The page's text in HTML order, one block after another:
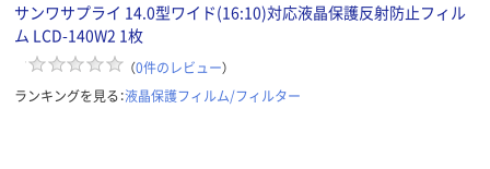
サンワサプライ 14.0型ワイド(16:10)対応液晶保護反射防止フィル
ム LCD-140W2 1枚
（0件のレビュー）
ランキングを見る：液晶保護フィルム/フィルター